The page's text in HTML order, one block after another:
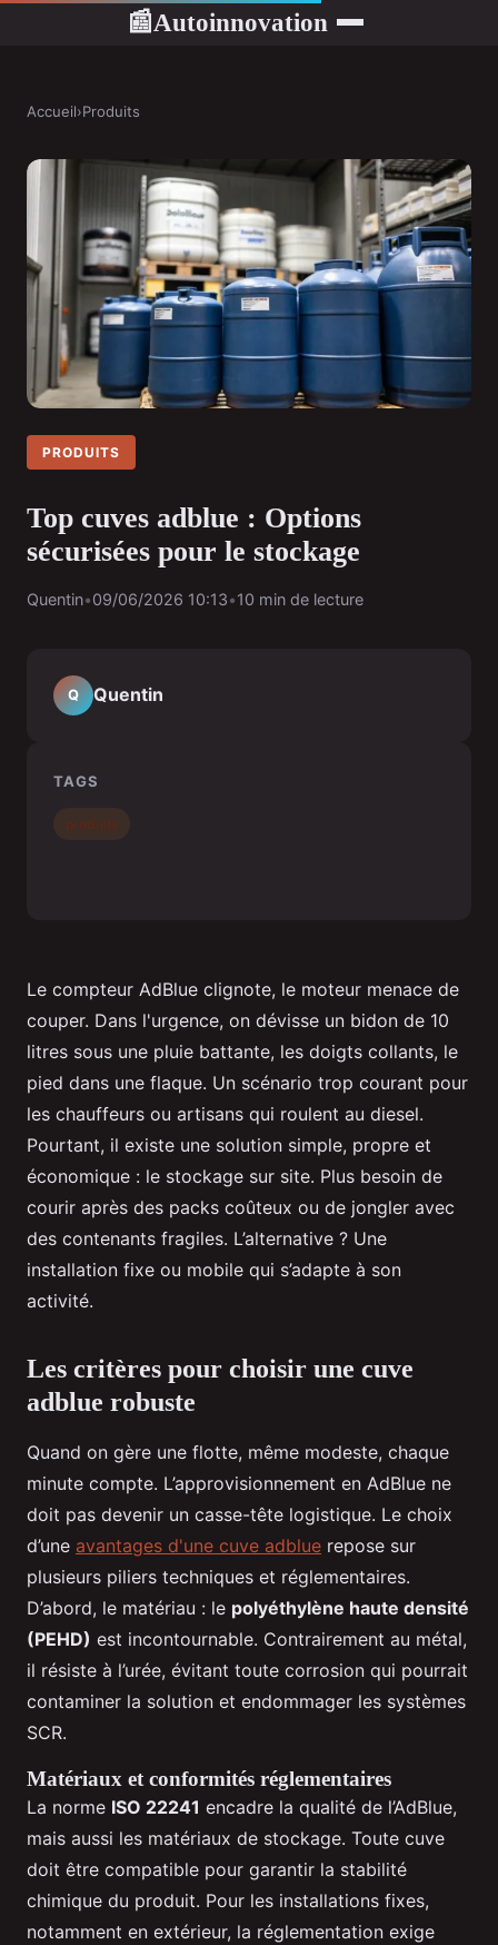
📰Autoinnovation
Accueil›Produits
PRODUITS
Top cuves adblue : Options
sécurisées pour le stockage
Quentin•09/06/2026 10:13•10 min de lecture
Le compteur AdBlue clignote, le moteur menace de
couper. Dans l'urgence, on dévisse un bidon de 10
litres sous une pluie battante, les doigts collants, le
pied dans une flaque. Un scénario trop courant pour
les chauffeurs ou artisans qui roulent au diesel.
Pourtant, il existe une solution simple, propre et
économique : le stockage sur site. Plus besoin de
courir après des packs coûteux ou de jongler avec
des contenants fragiles. L’alternative ? Une
installation fixe ou mobile qui s’adapte à son
activité.
Les critères pour choisir une cuve
adblue robuste
Quand on gère une flotte, même modeste, chaque
minute compte. L’approvisionnement en AdBlue ne
doit pas devenir un casse-tête logistique. Le choix
d’une avantages d'une cuve adblue repose sur
plusieurs piliers techniques et réglementaires.
D’abord, le matériau : le polyéthylène haute densité
(PEHD) est incontournable. Contrairement au métal,
il résiste à l’urée, évitant toute corrosion qui pourrait
contaminer la solution et endommager les systèmes
SCR.
Matériaux et conformités réglementaires
La norme ISO 22241 encadre la qualité de l’AdBlue,
mais aussi les matériaux de stockage. Toute cuve
doit être compatible pour garantir la stabilité
chimique du produit. Pour les installations fixes,
notamment en extérieur, la réglementation exige
Q Quentin
TAGS
produits